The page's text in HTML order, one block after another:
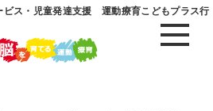
ビス・児童発達支援 運動療育こどもプラス行